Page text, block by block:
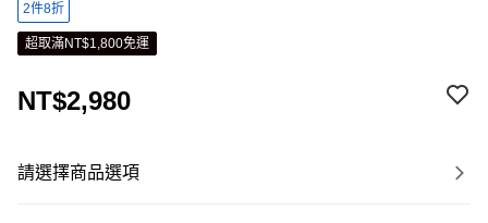
2件8折
超取滿NT$1,800免運
NT$2,980
請選擇商品選項